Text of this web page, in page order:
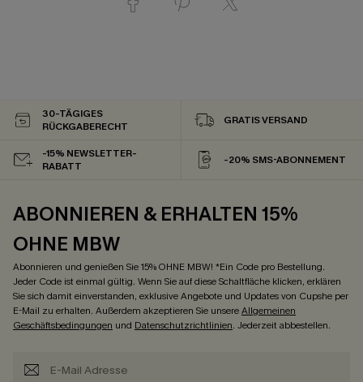
30-TÄGIGES
RÜCKGABERECHT
GRATIS VERSAND
-15% NEWSLETTER-
RABATT
-20% SMS-ABONNEMENT
ABONNIEREN & ERHALTEN 15%
OHNE MBW
Abonnieren und genießen Sie 15% OHNE MBW! *Ein Code pro Bestellung.
Jeder Code ist einmal gültig. Wenn Sie auf diese Schaltfläche klicken, erklären
Sie sich damit einverstanden, exklusive Angebote und Updates von Cupshe per
E-Mail zu erhalten. Außerdem akzeptieren Sie unsereAllgemeinen
Geschäftsbedingungen und Datenschutzrichtlinien. Jederzeit abbestellen.